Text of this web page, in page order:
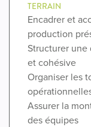
TERRAIN
Encadrer et
production
Structurer
et cohésive
Organiser les
Assurer la
des équipes